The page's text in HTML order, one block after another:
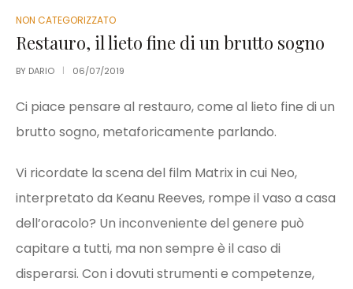
NON CATEGORIZZATO
Restauro, il lieto fine di un brutto sogno
BY DARIO 06/07/2019
Ci piace pensare al restauro, come al lieto fine di un
brutto sogno, metaforicamente parlando.
Vi ricordate la scena del film Matrix in cui Neo,
interpretato da Keanu Reeves, rompe il vaso a casa
dell’oracolo? Un inconveniente del genere può
capitare a tutti, ma non sempre è il caso di
disperarsi. Con i dovuti strumenti e competenze,